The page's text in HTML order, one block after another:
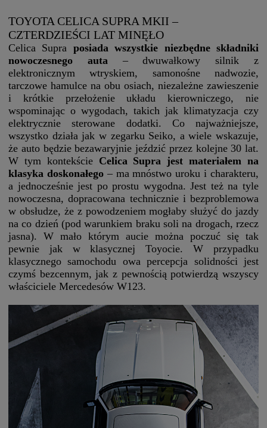
TOYOTA CELICA SUPRA MKII –
CZTERDZIEŚCI LAT MINĘŁO
Celica Supra posiada wszystkie niezbędne składniki
nowoczesnego auta – dwuwałkowy silnik z
elektronicznym wtryskiem, samonośne nadwozie,
tarczowe hamulce na obu osiach, niezależne zawieszenie
i krótkie przełożenie układu kierowniczego, nie
wspominając o wygodach, takich jak klimatyzacja czy
elektrycznie sterowane dodatki. Co najważniejsze,
wszystko działa jak w zegarku Seiko, a wiele wskazuje,
że auto będzie bezawaryjnie jeździć przez kolejne 30 lat.
W tym kontekście Celica Supra jest materiałem na
klasyka doskonałego– ma mnóstwo uroku i charakteru,
a jednocześnie jest po prostu wygodna. Jest też na tyle
nowoczesna, dopracowana technicznie i bezproblemowa
w obsłudze, że z powodzeniem mogłaby służyć do jazdy
na co dzień (pod warunkiem braku soli na drogach, rzecz
jasna). W mało którym aucie można poczuć się tak
pewnie jak w klasycznej Toyocie. W przypadku
klasycznego samochodu owa percepcja solidności jest
czymś bezcennym, jak z pewnością potwierdzą wszyscy
właściciele Mercedesów W123.